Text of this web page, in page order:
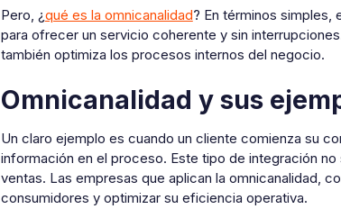
Pero, ¿qué es la omnicanalidad? En términos
para ofrecer un servicio coherente y sin
también optimiza los procesos internos del negocio.
Omnicanalidad y sus
Un claro ejemplo es cuando un cliente comienza su
información en el proceso. Este tipo de integración
ventas. Las empresas que aplican la omnicanalidad,
consumidores y optimizar su eficiencia operativa.